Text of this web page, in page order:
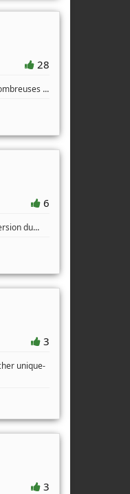
28
...
6
du...
3
unique-
3